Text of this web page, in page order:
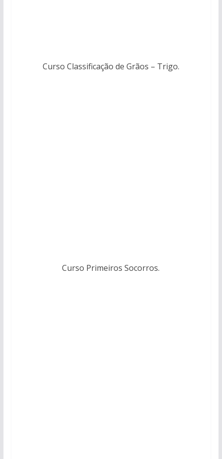
Curso Classificação de Grãos – Trigo.
Curso Primeiros Socorros.